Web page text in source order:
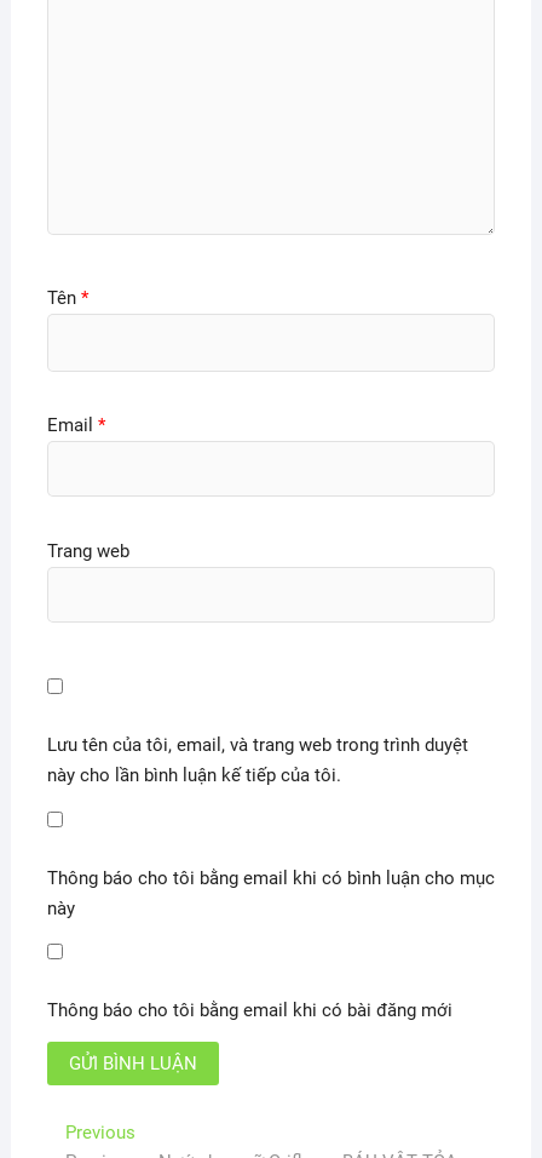
Tên *
Email *
Trang web
Lưu tên của tôi, email, và trang web trong trình duyệt
này cho lần bình luận kế tiếp của tôi.
Thông báo cho tôi bằng email khi có bình luận cho mục
này
Thông báo cho tôi bằng email khi có bài đăng mới
Điều
PreviousPrevious